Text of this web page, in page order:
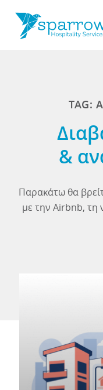
TAG:
&
Παρακάτω θα
με την Airbnb, τη